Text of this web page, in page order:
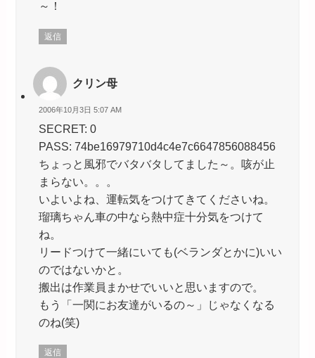
～！
返信
クリン母
2006年10月3日 5:07 AM
SECRET: 0
PASS: 74be16979710d4c4e7c6647856088456
ちょっと風邪でバタバタしてました～。咳が止
まらない。。。
いよいよね、運転気をつけてきてくださいね。
瑠璃ちゃん車の中なら熱中症十分気をつけて
ね。
リードつけて一緒にいても(ベランダとかに)いい
のではないかと。
搬出は作業員まかせでいいと思いますので。
もう「一関にお友達がいるの～」じゃなくなる
のね(笑)
返信